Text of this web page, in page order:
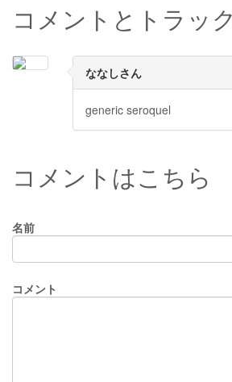
コメントとトラッ
ななしさん
generic seroquel
コメントはこちら
名前
コメント